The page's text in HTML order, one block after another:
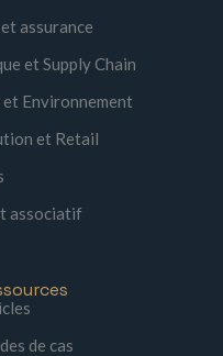
assurance
et Supply Chain
et Environnement
et Retail
associatif
de cas